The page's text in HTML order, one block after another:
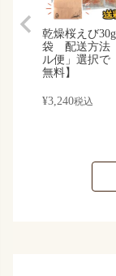
乾燥桜えび
袋 配送方法
ル便」選択で
無料】
¥3,240税込